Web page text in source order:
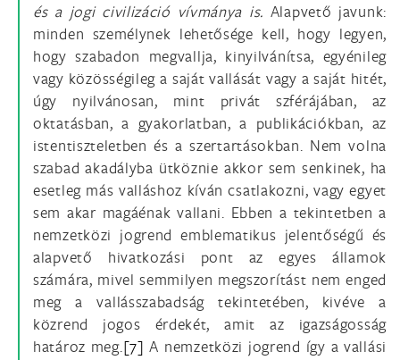
és a jogi civilizáció vívmánya is. Alapvető javunk:
minden személynek lehetősége kell, hogy legyen,
hogy szabadon megvallja, kinyilvánítsa, egyénileg
vagy közösségileg a saját vallását vagy a saját hitét,
úgy nyilvánosan, mint privát szférájában, az
oktatásban, a gyakorlatban, a publikációkban, az
istentiszteletben és a szertartásokban. Nem volna
szabad akadályba ütköznie akkor sem senkinek, ha
esetleg más valláshoz kíván csatlakozni, vagy egyet
sem akar magáénak vallani. Ebben a tekintetben a
nemzetközi jogrend emblematikus jelentőségű és
alapvető hivatkozási pont az egyes államok
számára, mivel semmilyen megszorítást nem enged
meg a vallásszabadság tekintetében, kivéve a
közrend jogos érdekét, amit az igazságosság
határoz meg.[7] A nemzetközi jogrend így a vallási